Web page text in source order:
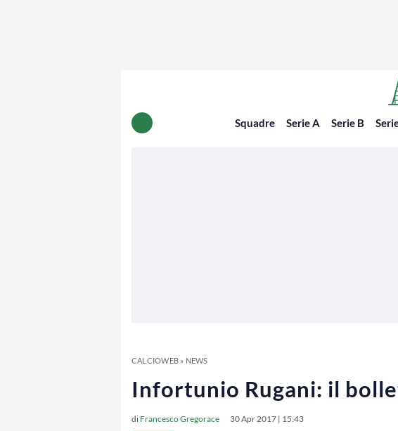
Squadre Serie A Serie B
CALCIOWEB» NEWS
Infortunio Rugani: il
di Francesco Gregorace 30 Apr 2017 | 15:43